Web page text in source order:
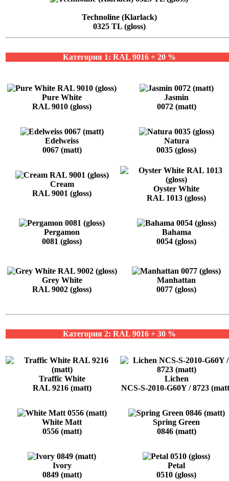
Technoline (Klarlack)
0325 TL (gloss)
Категория 1: RAL 9016 + 20 %
Pure White
RAL 9010 (gloss)
Jasmin
0072 (matt)
Edelweiss
0067 (matt)
Natura
0035 (gloss)
Cream
RAL 9001 (gloss)
Oyster White
RAL 1013 (gloss)
Pergamon
0081 (gloss)
Bahama
0054 (gloss)
Grey White
RAL 9002 (gloss)
Manhattan
0077 (gloss)
Категория 2: RAL 9016 + 30 %
Traffic White
RAL 9216 (matt)
Lichen
NCS-S-2010-G60Y / 8723
White Matt
0556 (matt)
Spring Green
0846 (matt)
Ivory
0849 (matt)
Petal
0510 (gloss)